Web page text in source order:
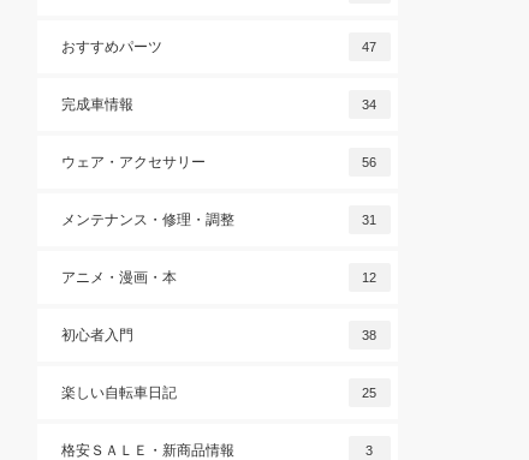
おすすめパーツ 47
完成車情報 34
ウェア・アクセサリー 56
メンテナンス・修理・調整 31
アニメ・漫画・本 12
初心者入門 38
楽しい自転車日記 25
格安ＳＡＬＥ・新商品情報 3